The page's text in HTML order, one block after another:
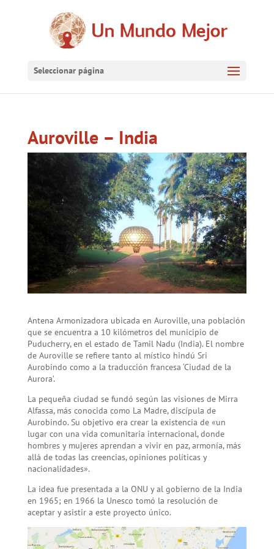
Seleccionar página
Auroville – India
Antena Armonizadora ubicada en Auroville, una población
que se encuentra a 10 kilómetros del municipio de
Puducherry, en el estado de Tamil Nadu (India). El nombre
de Auroville se refiere tanto al místico hindú Sri
Aurobindo como a la traducción francesa ‘Ciudad de la
Aurora’.
La pequeña ciudad se fundó según las visiones de Mirra
Alfassa, más conocida como La Madre, discípula de
Aurobindo. Su objetivo era crear la existencia de «un
lugar con una vida comunitaria internacional, donde
hombres y mujeres aprendan a vivir en paz, armonía, más
allá de todas las creencias, opiniones políticas y
nacionalidades».
La idea fue presentada a la ONU y al gobierno de la India
en 1965; en 1966 la Unesco tomó la resolución de
aceptar y asistir a este proyecto único.